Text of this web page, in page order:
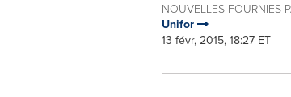
NOUVELLES FOURNIES
Unifor
13 févr, 2015, 18:27 ET